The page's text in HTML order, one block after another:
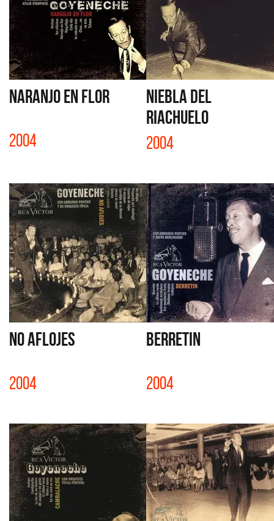
NARANJO EN FLOR
2004
NIEBLA DEL
RIACHUELO
2004
NO AFLOJES
2004
BERRETIN
2004